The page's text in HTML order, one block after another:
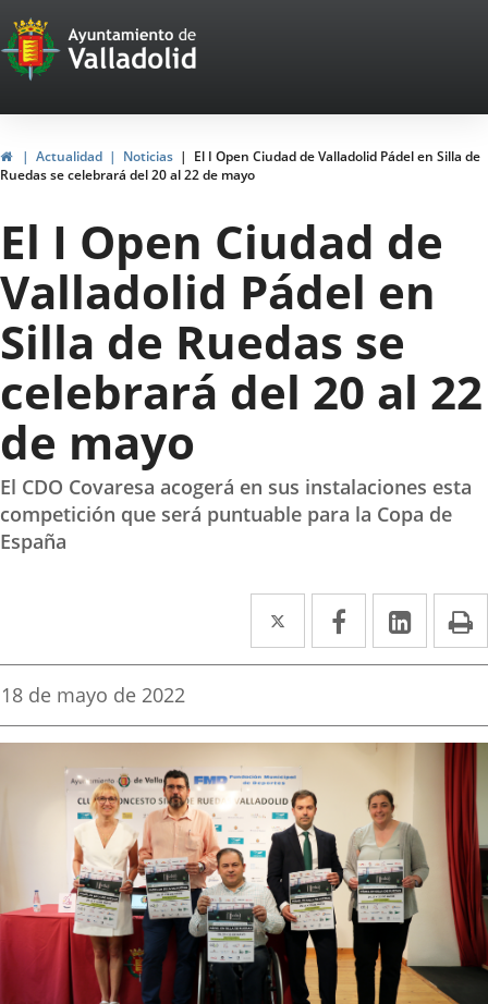
Portal
Web
del
Ayuntamiento
de
Valladolid
InicioActualidad Noticias
El I Open Ciudad de Valladolid Pádel en Silla de
Ruedas se celebrará del 20 al 22 de mayo
El I Open Ciudad de
Valladolid Pádel en
Silla de Ruedas se
celebrará del 20 al 22
de mayo
El CDO Covaresa acogerá en sus instalaciones esta
competición que será puntuable para la Copa de
España
Twitter
Enlace
a
aplicación
externa.
Facebook
Enlace
a
aplicación
externa.
Enlace
a
Fecha
la
18 de mayo de 2022